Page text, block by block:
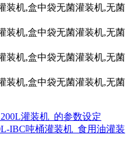
200L 灌装机_的参数设定
IBC吨桶 灌装机 _食用油 灌装